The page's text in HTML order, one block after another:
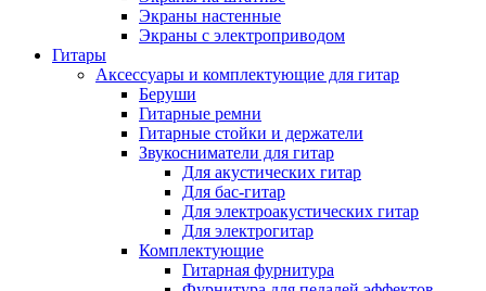
Экраны настенные
Экраны с электроприводом
Гитары
Аксессуары и комплектующие для гитар
Беруши
Гитарные ремни
Гитарные стойки и держатели
Звукосниматели для гитар
Для акустических гитар
Для бас-гитар
Для электроакустических гитар
Для электрогитар
Комплектующие
Гитарная фурнитура